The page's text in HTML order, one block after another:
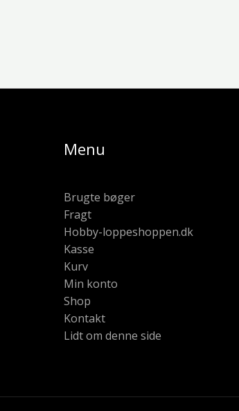
Menu
Brugte bøger
Fragt
Hobby-loppeshoppen.dk
Kasse
Kurv
Min konto
Shop
Kontakt
Lidt om denne side